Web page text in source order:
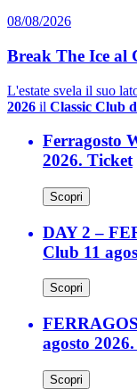
08/08/2026
Break The Ice al
L'estate svela il suo
2026 il Classic Club
Ferragosto
2026. Ticket
Scopri
DAY 2 –
Club 11
Scopri
agosto
Scopri